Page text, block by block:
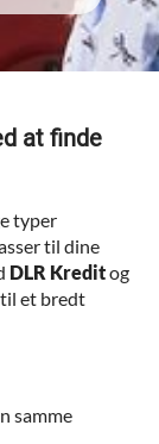
at finde
typer
til dine
DLR Kreditog
til et bredt
samme